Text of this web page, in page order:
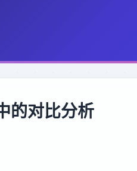
的对比分析